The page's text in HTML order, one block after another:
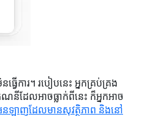
ការ។ របៀបនេះ អ្នកគ្រប់គ្រង
ដែលអាចធ្លាក់ពីនេះ ក៏អ្នកអាច
នឡាញដែលមានសុវត្ថិភាព និងនៅ